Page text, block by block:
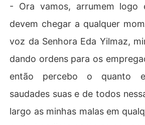
- Ora vamos, arrumem logo
devem chegar a qualquer
voz da Senhora Eda Yilmaz,
dando ordens para os
então percebo o quanto
saudades suas e de todos
largo as minhas malas em